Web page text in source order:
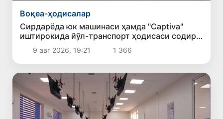
Воқеа-ҳодисалар
Сирдарёда юк машинаси ҳамда "Captiva"
иштирокида йўл-транспорт ҳодисаси содир
бўлди9 авг 2026, 19:21 1 366